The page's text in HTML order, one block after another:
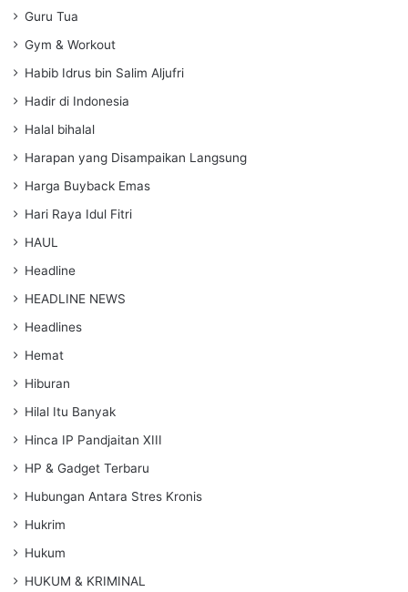
Guru Tua
Gym & Workout
Habib Idrus bin Salim Aljufri
Hadir di Indonesia
Halal bihalal
Harapan yang Disampaikan Langsung
Harga Buyback Emas
Hari Raya Idul Fitri
HAUL
Headline
HEADLINE NEWS
Headlines
Hemat
Hiburan
Hilal Itu Banyak
Hinca IP Pandjaitan XIII
HP & Gadget Terbaru
Hubungan Antara Stres Kronis
Hukrim
Hukum
HUKUM & KRIMINAL